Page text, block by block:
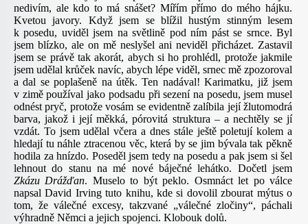
nedivím, ale kdo to má snášet? Mířím přímo do mého hájku.
Kvetou javory. Když jsem se blížil hustým stinným lesem
k posedu, uviděl jsem na světlině pod ním pást se srnce. Byl
jsem blízko, ale on mě neslyšel ani neviděl přicházet. Zastavil
jsem se právě tak akorát, abych si ho prohlédl, protože jakmile
jsem udělal krůček navíc, abych lépe viděl, srnec mě zpozoroval
a dal se poplašeně na útěk. Ten nadával! Karimatku, již jsem
v zimě používal jako podsadu při sezení na posedu, jsem musel
odnést pryč, protože vosám se evidentně zalíbila její žlutomodrá
barva, jakož i její měkká, pórovitá struktura – a nechtěly se jí
vzdát. To jsem udělal včera a dnes stále ještě poletují kolem a
hledají tu náhle ztracenou věc, která by se jim bývala tak pěkně
hodila za hnízdo. Poseděl jsem tedy na posedu a pak jsem si šel
lehnout do stanu na mé nové báječné lehátko. Dočetl jsem
Zkázu Drážďan. Muselo to být peklo. Osmnáct let po válce
napsal David Irving tuto knihu, kde si dovolil zbourat mýtus o
tom, že válečné excesy, takzvané „válečné zločiny“, páchali
výhradně Němci a jejich spojenci. Klobouk dolů.